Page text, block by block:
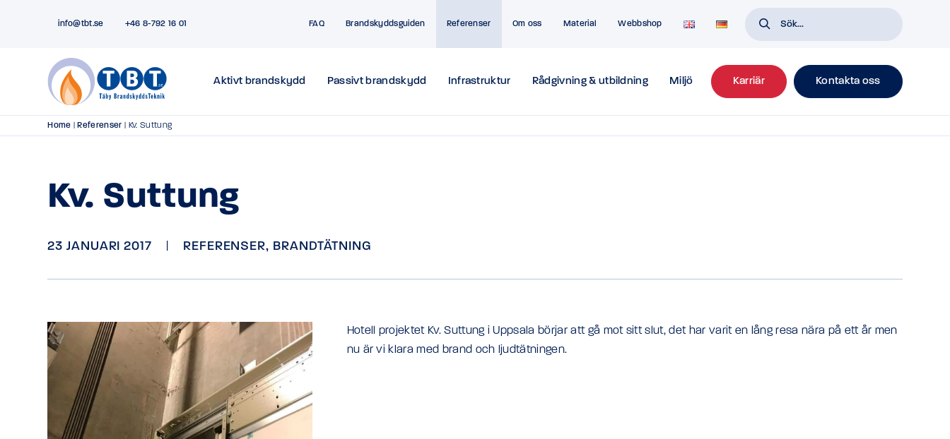
info@tbt.se +46 8-792 16 01 FAQ Brandskyddsguiden Referenser Om oss Material Webbshop
Aktivt brandskydd Passivt brandskydd Infrastruktur Rådgivning & utbildning Miljö Karriär Kontakta oss
Home Referenser Kv. Suttung
Kv. Suttung
23 JANUARI 2017 REFERENSER, BRANDTÄTNING
Hotell projektet Kv. Suttung i Uppsala börjar att gå mot sitt slut, det har varit en lång resa nära på ett år men
nu är vi klara med brand och ljudtätningen.